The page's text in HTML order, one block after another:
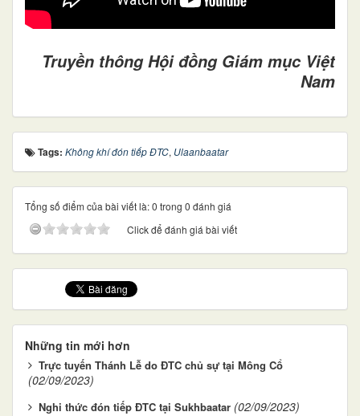
Truyền thông Hội đồng Giám mục Việt
Nam
Tags: Không khí đón tiếp ĐTC, Ulaanbaatar
Tổng số điểm của bài viết là: 0 trong 0 đánh giá
Click để đánh giá bài viết
Những tin mới hơn
Trực tuyến Thánh Lễ do ĐTC chủ sự tại Mông Cổ
(02/09/2023)
Nghi thức đón tiếp ĐTC tại Sukhbaatar (02/09/2023)